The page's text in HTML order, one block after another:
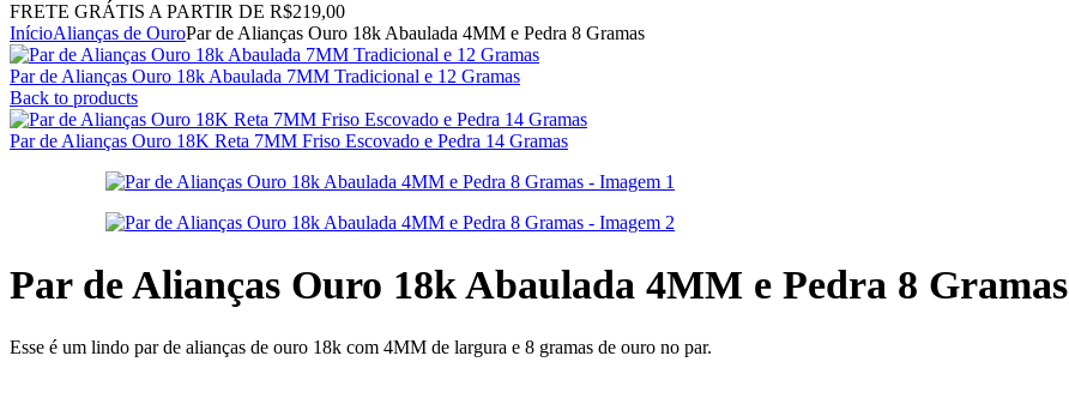
FRETE GRÁTIS A PARTIR DE R$219,00
InícioAlianças de OuroPar de Alianças Ouro 18k Abaulada 4MM e Pedra 8 Gramas
Par de Alianças Ouro 18k Abaulada 7MM Tradicional e 12 Gramas
Back to products
Par de Alianças Ouro 18K Reta 7MM Friso Escovado e Pedra 14 Gramas
Par de Alianças Ouro 18k Abaulada 4MM e Pedra 8 Gramas
Esse é um lindo par de alianças de ouro 18k com 4MM de largura e 8 gramas de ouro no par.